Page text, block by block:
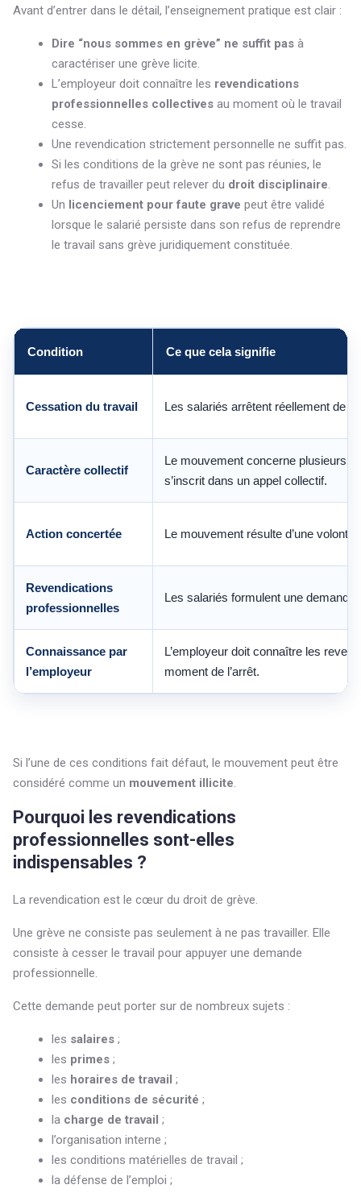
Avant d’entrer dans le détail, l’enseignement pratique est clair :
Dire “nous sommes en grève” ne suffit pas à
caractériser une grève licite.
L’employeur doit connaître les revendications
professionnelles collectives au moment où le travail
cesse.
Une revendication strictement personnelle ne suffit pas.
Si les conditions de la grève ne sont pas réunies, le
refus de travailler peut relever du droit disciplinaire.
Un licenciement pour faute grave peut être validé
lorsque le salarié persiste dans son refus de reprendre
le travail sans grève juridiquement constituée.
Condition Ce que cela signifie
Cessation du travail Les salariés arrêtent réellement de
Caractère collectif
Le mouvement concerne plusieurs
s’inscrit dans un appel collectif.
Action concertée Le mouvement résulte d’une volonté
Revendications
professionnelles
Les salariés formulent une demande
Connaissance par
l’employeur
L’employeur doit connaître les
moment de l’arrêt.
Si l’une de ces conditions fait défaut, le mouvement peut être
considéré comme un mouvement illicite.
Pourquoi les revendications
professionnelles sont-elles
indispensables ?
La revendication est le cœur du droit de grève.
Une grève ne consiste pas seulement à ne pas travailler. Elle
consiste à cesser le travail pour appuyer une demande
professionnelle.
Cette demande peut porter sur de nombreux sujets :
les salaires ;
les primes ;
les horaires de travail ;
les conditions de sécurité ;
la charge de travail ;
l’organisation interne ;
les conditions matérielles de travail ;
la défense de l’emploi ;